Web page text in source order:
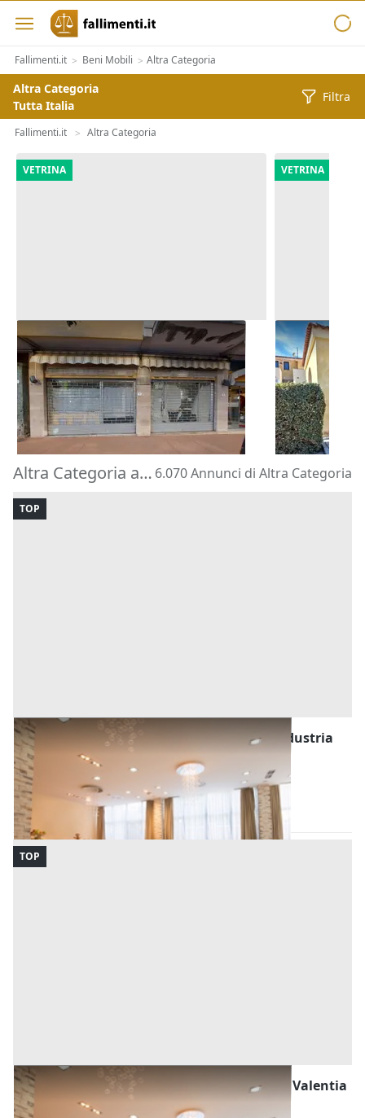
Fallimenti.it > Beni Mobili > Altra Categoria
Altra Categoria
Tutta Italia
Filtra
Fallimenti.it > Altra Categoria
VETRINA
Asta Quota 1/4 di negozio con
magazzino e corte esterna
Diano Marina (Imperia)
30.000 €
07/08/2026
VETRINA
Asta Ufficio
scoperto
Loiri Porto
(Nord-Est
56.900 €
07/08/2026
Altra Categoria all'Asta 6.070 Annunci di Altra Categoria
TOP
Commercio al Dettaglio, Ristorazione e Industria
Alberghiera all'asta a Foggia
Pietramontecorvino
(Foggia)
Codice asta:DK824640031
31/05/2030
TOP
Apparecchi di Sollevamento all'asta a Vibo Valentia
Vibo Valentia
(Vibo Valentia)